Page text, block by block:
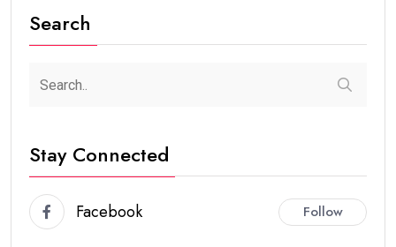
Search
Stay Connected
Facebook Follow